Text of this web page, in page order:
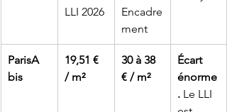
LLI 2026
Encadre
ment
ParisA
bis
19,51 €
/ m²
30 à 38
€ / m²
Écart
énorme
. Le LLI